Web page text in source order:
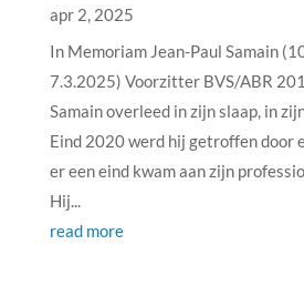
apr 2, 2025
In Memoriam Jean-Paul Samain
7.3.2025) Voorzitter BVS/ABR
Samain overleed in zijn slaap, in
Eind 2020 werd hij getroffen door
er een eind kwam aan zijn
Hij...
read more